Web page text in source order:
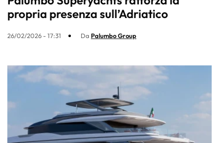
propria presenza sull’Adriatico
26/02/2026 - 17:31 Da Palumbo Group